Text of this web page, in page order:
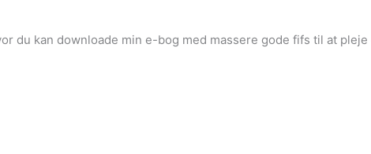
du kan downloade min e-bog med massere gode fifs til at